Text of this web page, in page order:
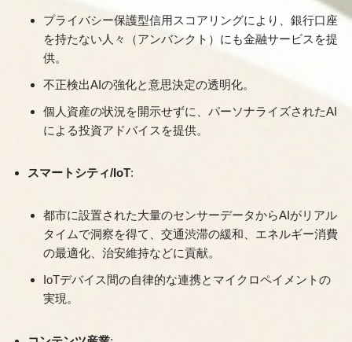
プライバシー保護型信用スコアリングにより、銀行口座
を持たない人々（アンバンクト）にも金融サービスを提
供。
不正検出AIの強化と意思決定の透明化。
個人資産の状況を開示せずに、パーソナライズされたAI
による投資アドバイスを提供。
スマートシティ/IoT:
都市に設置された大量のセンサーデータからAIがリアル
タイムで洞察を得て、交通渋滞の緩和、エネルギー消費
の最適化、治安維持などに貢献。
IoTデバイス間の自律的な連携とマイクロペイメントの
実現。